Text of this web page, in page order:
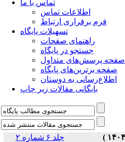
تماس با ما
اطلاعات تماس
فرم برقراری ارتباط
تسهیلات پایگاه
راهنمای صفحات
جستجو در پایگاه
صفحه پرسش‌های متداول
صفحه برترین‌های پایگاه
اطلاع‌رسانی به دوستان
بایگانی مقالات زیر چاپ
جلد ۶ شماره ۲